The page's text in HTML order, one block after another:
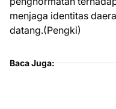
menjaga identitas
datang.(Pengki)
Baca Juga: